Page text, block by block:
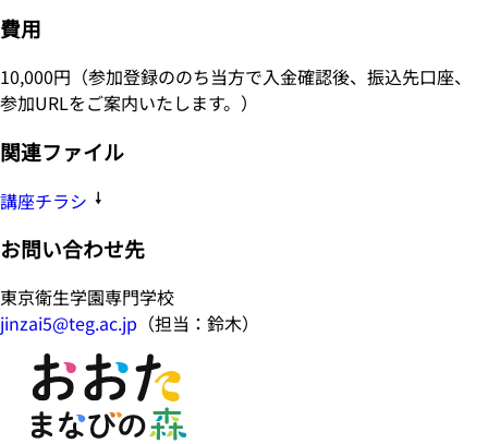
費用
10,000円（参加登録ののち当方で入金確認後、振込先口座、
参加URLをご案内いたします。）
関連ファイル
講座チラシ
お問い合わせ先
東京衛生学園専門学校
jinzai5@teg.ac.jp （担当：鈴木）